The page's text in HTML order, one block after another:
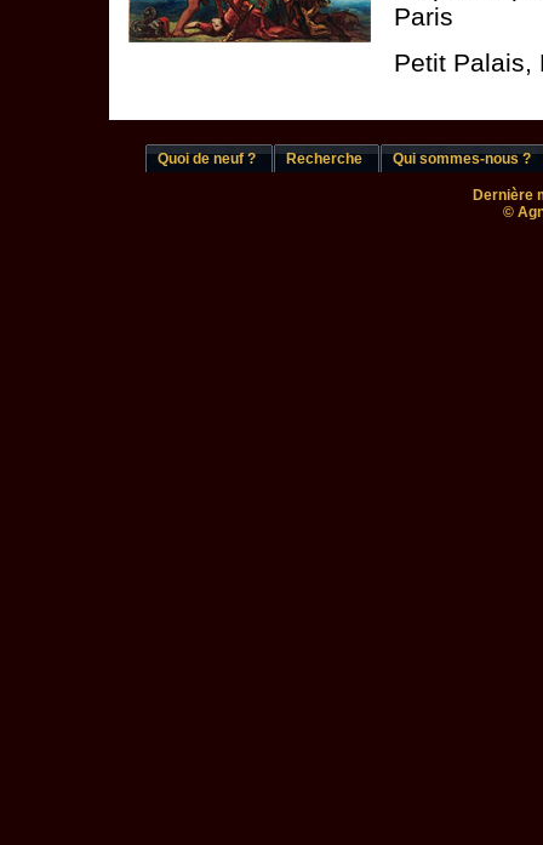
Paris
Petit Palais,
Quoi de neuf ? Recherche Qui sommes-nous ?
Dernière
©